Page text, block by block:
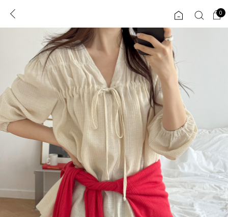
로그인 0
ENG
TW
JP
리뷰 & 혜택 플러스핏 회원혜택
CATEGORY COMMUNITY
도착보장⚡
인플루언서 pick!
ALL
익스클루시브
아우터
티셔츠
0